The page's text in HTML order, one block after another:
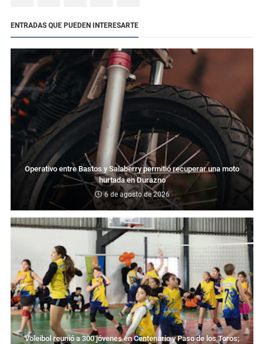
ENTRADAS QUE PUEDEN INTERESARTE
Operativo entre Bastos y Salaberry permitió recuperar una moto
hurtada en Durazno
6 de agosto de 2026
Voleibol reunió a 300 jóvenes en Centenario y Paso de los Toros;